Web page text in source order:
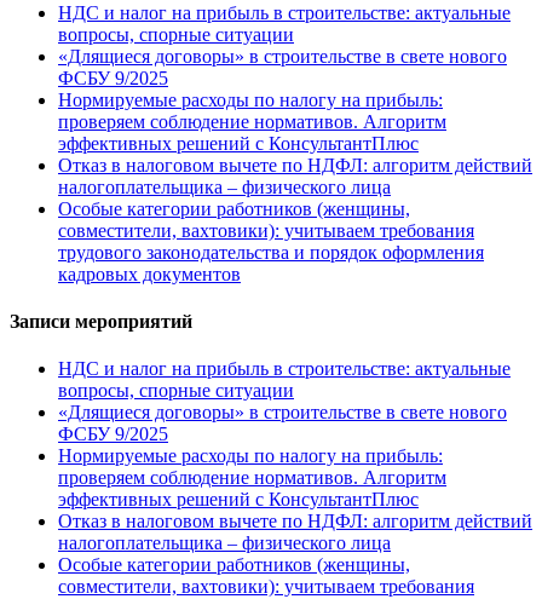
НДС и налог на прибыль в строительстве: актуальные
вопросы, спорные ситуации
«Длящиеся договоры» в строительстве в свете нового
ФСБУ 9/2025
Нормируемые расходы по налогу на прибыль:
проверяем соблюдение нормативов. Алгоритм
эффективных решений с КонсультантПлюс
Отказ в налоговом вычете по НДФЛ: алгоритм действий
налогоплательщика – физического лица
Особые категории работников (женщины,
совместители, вахтовики): учитываем требования
трудового законодательства и порядок оформления
кадровых документов
Записи мероприятий
НДС и налог на прибыль в строительстве: актуальные
вопросы, спорные ситуации
«Длящиеся договоры» в строительстве в свете нового
ФСБУ 9/2025
Нормируемые расходы по налогу на прибыль:
проверяем соблюдение нормативов. Алгоритм
эффективных решений с КонсультантПлюс
Отказ в налоговом вычете по НДФЛ: алгоритм действий
налогоплательщика – физического лица
Особые категории работников (женщины,
совместители, вахтовики): учитываем требования